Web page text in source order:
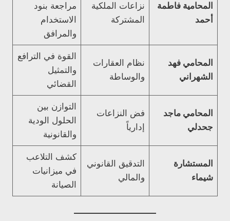
المحامية فاطمة
أحمد
نزاعات الملكية
المشتركة
مراجعة بنود
الاستخدام
والمرافق
المحامي فهد
الشهراني
نظام العقارات
والوساطة
القوة في الترافع
والتمثيل
القضائي
المحامي ماجد
جحدلي
فض النزاعات
إدارياً
التوازن بين
الحلول الودية
والقانونية
المستشارة
شيماء
التدقيق القانوني
والمالي
كشف التلاعب
في ميزانيات
الصيانة